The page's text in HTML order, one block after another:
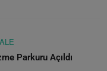
Parkuru Açıldı